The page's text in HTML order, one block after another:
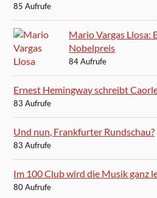
85 Aufrufe
Mario Vargas Llosa:
Nobelpreis
84 Aufrufe
Ernest Hemingway schreibt
83 Aufrufe
Und nun, Frankfurter Rundschau?
83 Aufrufe
Im 100 Club wird die Musik ganz
80 Aufrufe